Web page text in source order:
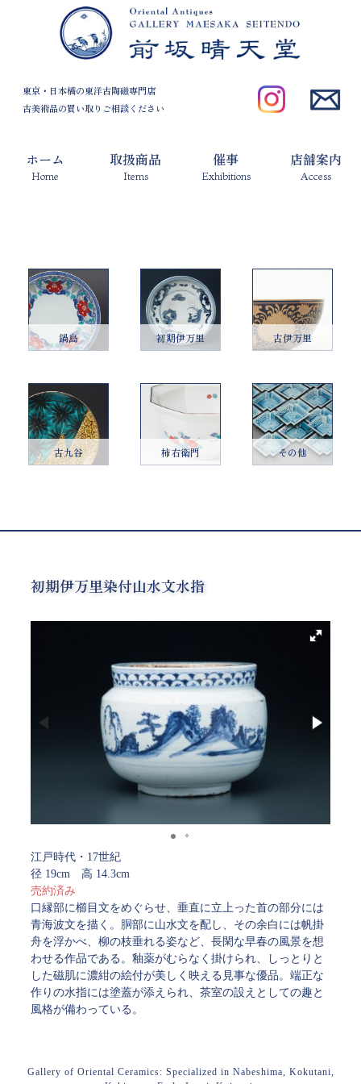
東京・日本橋の東洋古陶磁専門店
古美術品の買い取りご相談ください
ホーム
Home
取扱商品
Items
催事
Exhibitions
店舗案内
Access
鍋島 初期伊万里 古伊万里
古九谷 柿右衛門 その他
初期伊万里染付山水文水指
江戸時代・17世紀
径 19cm 高 14.3cm
売約済み
口縁部に櫛目文をめぐらせ、垂直に立上った首の部分には
青海波文を描く。胴部に山水文を配し、その余白には帆掛
舟を浮かべ、柳の枝垂れる姿など、長閑な早春の風景を想
わせる作品である。釉薬がむらなく掛けられ、しっとりと
した磁肌に濃紺の絵付が美しく映える見事な優品。端正な
作りの水指には塗蓋が添えられ、茶室の設えとしての趣と
風格が備わっている。
Gallery of Oriental Ceramics: Specialized in Nabeshima, Kokutani,